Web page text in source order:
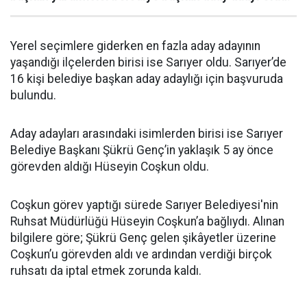
Yerel seçimlere giderken en fazla aday adayının
yaşandığı ilçelerden birisi ise Sarıyer oldu. Sarıyer’de
16 kişi belediye başkan aday adaylığı için başvuruda
bulundu.
Aday adayları arasındaki isimlerden birisi ise Sarıyer
Belediye Başkanı Şükrü Genç’in yaklaşık 5 ay önce
görevden aldığı Hüseyin Coşkun oldu.
Coşkun görev yaptığı sürede Sarıyer Belediyesi'nin
Ruhsat Müdürlüğü Hüseyin Coşkun’a bağlıydı. Alınan
bilgilere göre; Şükrü Genç gelen şikâyetler üzerine
Coşkun’u görevden aldı ve ardından verdiği birçok
ruhsatı da iptal etmek zorunda kaldı.